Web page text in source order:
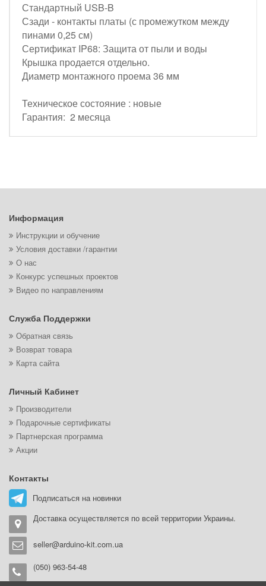
Стандартный USB-B
Сзади - контакты платы (с промежутком между
пинами 0,25 см)
Сертификат IP68: Защита от пыли и воды
Крышка продается отдельно.
Диаметр монтажного проема 36 мм
Техническое состояние : новые
Гарантия: 2 месяца
Информация
Инструкции и обучение
Условия доставки /гарантии
О нас
Конкурс успешных проектов
Видео по направлениям
Служба Поддержки
Обратная связь
Возврат товара
Карта сайта
Личный Кабинет
Производители
Подарочные сертификаты
Партнерская программа
Акции
Контакты
Подписаться на новинки
Доставка осуществляется по всей территории Украины.
seller@arduino-kit.com.ua
(050) 963-54-48